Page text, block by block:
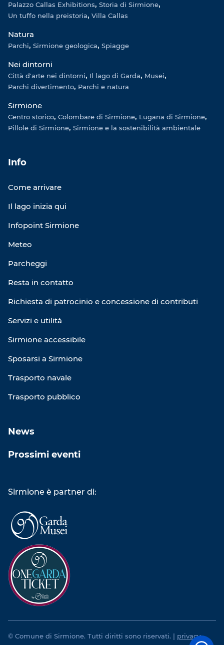
Palazzo Callas Exhibitions Storia di Sirmione
Un tuffo nella preistoria Villa Callas
Natura
Parchi Sirmione geologica Spiagge
Nei dintorni
Città d'arte nei dintorni Il lago di Garda
Musei
Parchi divertimento Parchi e natura
Sirmione
Centro storico Colombare di Sirmione Lugana di Sirmione
Pillole di Sirmione Sirmione e la sostenibilità ambientale
Info
Come arrivare
Il lago inizia qui
Infopoint Sirmione
Meteo
Parcheggi
Resta in contatto
Richiesta di patrocinio e concessione di contributi
Servizi e utilità
Sirmione accessibile
Sposarsi a Sirmione
Trasporto navale
Trasporto pubblico
News
Prossimi eventi
Sirmione è partner di:
© Comune di Sirmione. Tutti diritti sono riservati. | privacy